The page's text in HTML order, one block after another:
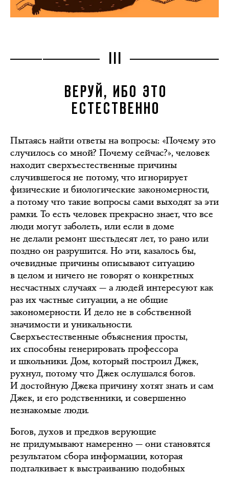
ВЕРУЙ, ИБО ЭТО
ЕСТЕСТВЕННО
Пытаясь найти ответы на вопросы: «Почему это
случилось со мной? Почему сейчас?», человек
находит сверхъестественные причины
случившегося не потому, что игнорирует
физические и биологические закономерности,
а потому что такие вопросы сами выходят за эти
рамки. То есть человек прекрасно знает, что все
люди могут заболеть, или если в доме
не делали ремонт шестьдесят лет, то рано или
поздно он разрушится. Но эти, казалось бы,
очевидные причины описывают ситуацию
в целом и ничего не говорят о конкретных
несчастных случаях — а людей интересуют как
раз их частные ситуации, а не общие
закономерности. И дело не в собственной
значимости и уникальности.
Сверхъестественные объяснения просты,
их способны генерировать профессора
и школьники. Дом, который построил Джек,
рухнул, потому что Джек ослушался богов.
И достойную Джека причину хотят знать и сам
Джек, и его родственники, и совершенно
незнакомые люди.
Богов, духов и предков верующие
не придумывают намеренно — они становятся
результатом сбора информации, которая
подталкивает к выстраиванию подобных